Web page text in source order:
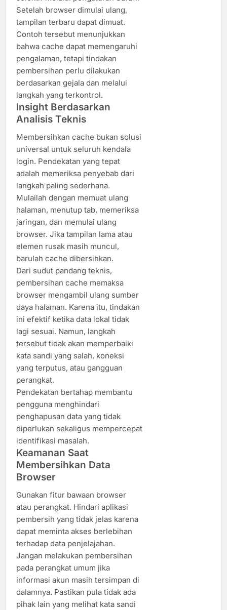
Setelah browser dimulai ulang,
tampilan terbaru dapat dimuat.
Contoh tersebut menunjukkan
bahwa cache dapat memengaruhi
pengalaman, tetapi tindakan
pembersihan perlu dilakukan
berdasarkan gejala dan melalui
langkah yang terkontrol.
Insight Berdasarkan
Analisis Teknis
Membersihkan cache bukan solusi
universal untuk seluruh kendala
login. Pendekatan yang tepat
adalah memeriksa penyebab dari
langkah paling sederhana.
Mulailah dengan memuat ulang
halaman, menutup tab, memeriksa
jaringan, dan memulai ulang
browser. Jika tampilan lama atau
elemen rusak masih muncul,
barulah cache dibersihkan.
Dari sudut pandang teknis,
pembersihan cache memaksa
browser mengambil ulang sumber
daya halaman. Karena itu, tindakan
ini efektif ketika data lokal tidak
lagi sesuai. Namun, langkah
tersebut tidak akan memperbaiki
kata sandi yang salah, koneksi
yang terputus, atau gangguan
perangkat.
Pendekatan bertahap membantu
pengguna menghindari
penghapusan data yang tidak
diperlukan sekaligus mempercepat
identifikasi masalah.
Keamanan Saat
Membersihkan Data
Browser
Gunakan fitur bawaan browser
atau perangkat. Hindari aplikasi
pembersih yang tidak jelas karena
dapat meminta akses berlebihan
terhadap data penjelajahan.
Jangan melakukan pembersihan
pada perangkat umum jika
informasi akun masih tersimpan di
dalamnya. Pastikan pula tidak ada
pihak lain yang melihat kata sandi